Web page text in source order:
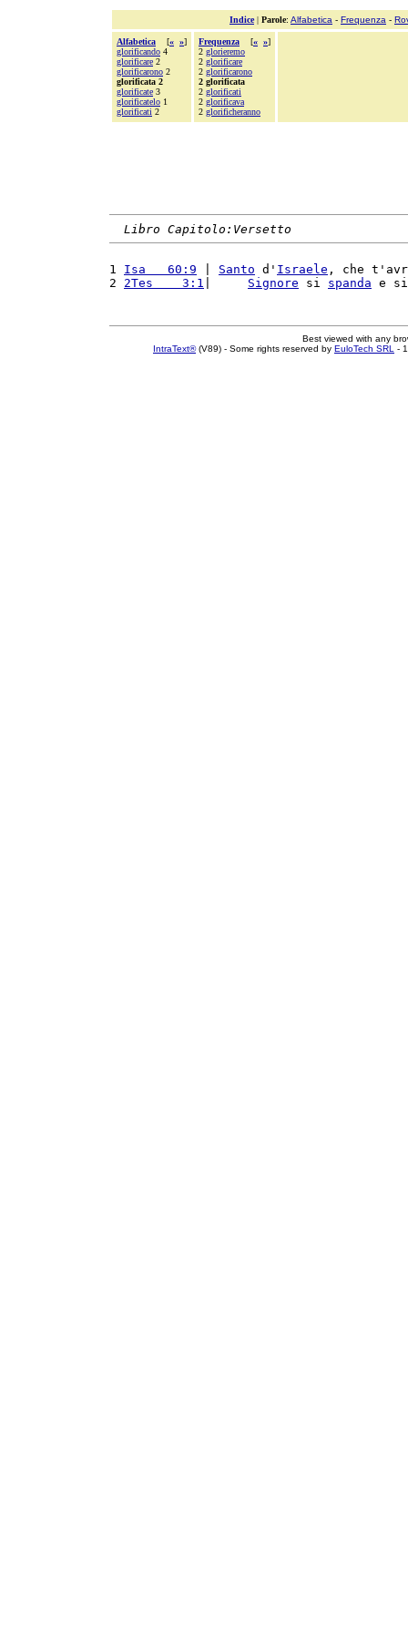
Indice| Parole: Alfabetica - Frequenza -
Alfabetica [« »]
glorificando 4
glorificare 2
glorificarono 2
glorificata 2
glorificate 3
glorificatelo 1
glorificati 2
Frequenza [« »]
2 glorieremo
2 glorificare
2 glorificarono
2 glorificata
2 glorificati
2 glorificava
2 glorificheranno
Libro Capitolo:Versetto
1 Isa   60:9 Santo d' Israele , che
2 2Tes    3:1 Signore si spanda e
Best viewed with any
IntraText®(V89) - Some rights reserved by EuloTech SRL -